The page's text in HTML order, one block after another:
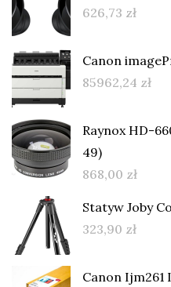
626,73 zł
Canon
85962,24 zł
Raynox HD-
49)
868,00 zł
Statyw Joby
323,90 zł
Canon